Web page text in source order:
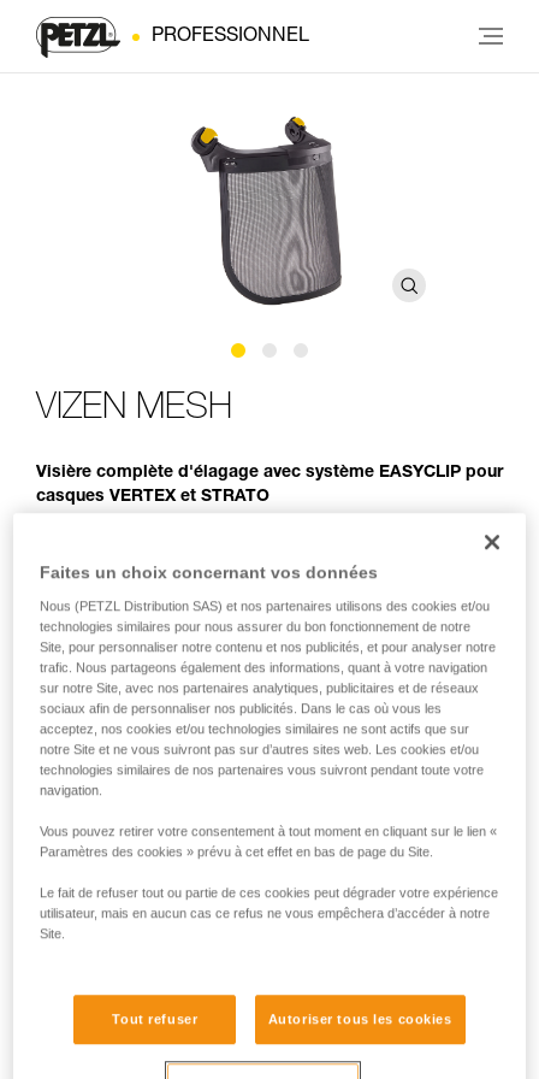
PROFESSIONNEL
VIZEN MESH
Visière complète d'élagage avec système EASYCLIP pour
casques VERTEX et STRATO
projections d'éclats de bois et de copeaux. Ultra-
tout en garantissant une bonne visibilité. La visière s’installe
facilement sur les casques VERTEX et STRATO, grâce au
système d'attache EASYCLIP.
Achetez en ligne
Faites un choix concernant vos données
Nous (PETZL Distribution SAS) et nos partenaires utilisons des cookies et/ou
technologies similaires pour nous assurer du bon fonctionnement de notre
Site, pour personnaliser notre contenu et nos publicités, et pour analyser notre
trafic. Nous partageons également des informations, quant à votre navigation
sur notre Site, avec nos partenaires analytiques, publicitaires et de réseaux
sociaux afin de personnaliser nos publicités. Dans le cas où vous les
acceptez, nos cookies et/ou technologies similaires ne sont actifs que sur
notre Site et ne vous suivront pas sur d’autres sites web. Les cookies et/ou
technologies similaires de nos partenaires vous suivront pendant toute votre
navigation.
Vous pouvez retirer votre consentement à tout moment en cliquant sur le lien «
Paramètres des cookies » prévu à cet effet en bas de page du Site.
Le fait de refuser tout ou partie de ces cookies peut dégrader votre expérience
utilisateur, mais en aucun cas ce refus ne vous empêchera d’accéder à notre
Site.
Tout refuser Autoriser tous les cookies